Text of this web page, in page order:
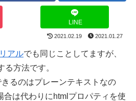
LINE
2021.02.19 2021.01.27
アルでも同じことしてますが、
る方法です。
るのはプレーンテキストなの
合は代わりにhtmlプロパティを使